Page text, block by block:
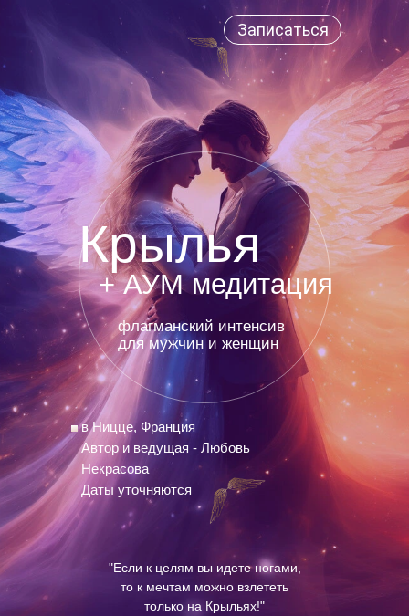
флагманский интенсив
для мужчин и женщин
Записаться
Крылья
+ АУМ медитация
"Если к целям вы идете ногами,
то к мечтам можно взлететь
только на Крыльях!"
в Ницце, Франция
Автор и ведущая - Любовь
Некрасова
Даты уточняются